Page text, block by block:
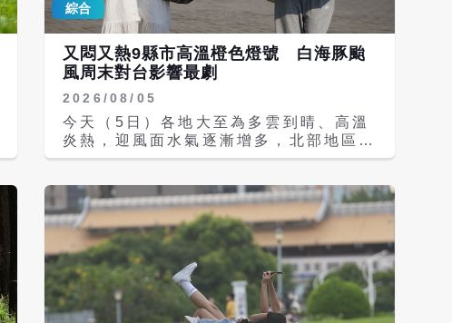
綜合
又悶又熱9縣市高溫橙色燈號 白海豚颱
風周末對台影響最劇
2026/08/05
今天（5日）各地大至為多雲到晴、高溫
炎熱，迎風面水氣逐漸增多，北部地區越
晚降雨機率越增加，偶有短暫陣雨出現，
地區及其他山區有局部短暫雷陣雨，尤其
山區有大雨出現的機率，下午出門請注意
天氣的變化並攜帶雨具備用；清晨至上午
中南部地區有局部短暫陣雨的機率。 氣
溫方面，各地高溫為攝氏32至35度，局
部仍會來到36度或以上，外出請做好防
曬並多補充水分。離島天氣部分，澎湖晴